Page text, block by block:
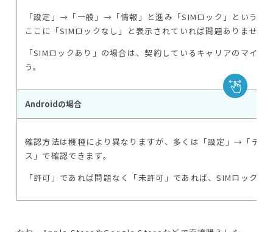
「設定」→「一般」→「情報」と進み「SIMロック」という項
ここに「SIMロックなし」と表示されていれば問題ありません
「SIMロックあり」の場合は、契約しているキャリアのマイ
う。
Androidの場合
確認方法は機種により異なりますが、多くは「設定」→「デ
ス」で確認できます。
「許可」であれば問題なく「未許可」であれば、SIMロック解